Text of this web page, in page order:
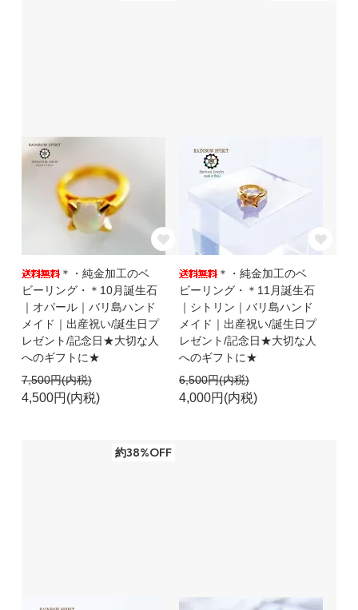
＊・純金加工のベ
ビーリング・＊10月誕生石
｜オパール｜バリ島ハンド
メイド｜出産祝い/誕生日プ
レゼント/記念日★大切な人
へのギフトに★
7,500円(内税)
4,500円(内税)
＊・純金加工のベ
ビーリング・＊11月誕生石
｜シトリン｜バリ島ハンド
メイド｜出産祝い/誕生日プ
レゼント/記念日★大切な人
へのギフトに★
6,500円(内税)
4,000円(内税)
約38%OFF